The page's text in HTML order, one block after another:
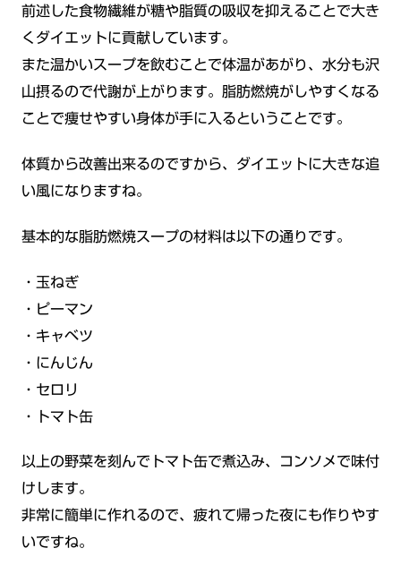
前述した食物繊維が糖や脂質の吸収を抑えることで大き
くダイエットに貢献しています。
また温かいスープを飲むことで体温があがり、水分も沢
山摂るので代謝が上がります。脂肪燃焼がしやすくなる
ことで痩せやすい身体が手に入るということです。
体質から改善出来るのですから、ダイエットに大きな追
い風になりますね。
基本的な脂肪燃焼スープの材料は以下の通りです。
・玉ねぎ
・ピーマン
・キャベツ
・にんじん
・セロリ
・トマト缶
以上の野菜を刻んでトマト缶で煮込み、コンソメで味付
けします。
非常に簡単に作れるので、疲れて帰った夜にも作りやす
いですね。